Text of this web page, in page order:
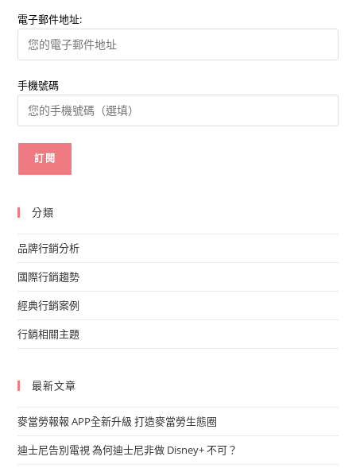
電子郵件地址:
手機號碼
分類
品牌行銷分析
國際行銷趨勢
經典行銷案例
行銷相關主題
最新文章
麥當勞報報 APP全新升級 打造麥當勞生態圈
迪士尼告別電視 為何迪士尼非做 Disney+ 不可？